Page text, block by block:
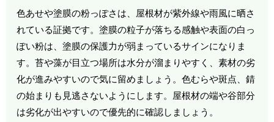
色あせや塗膜の粉っぽさは、屋根材が紫外線や雨風に晒さ
れている証拠です。塗膜の粒子が落ちる感触や表面の白っ
ぽい粉は、塗膜の保護力が弱まっているサインになりま
す。苔や藻が目立つ場所は水分が溜まりやすく、素材の劣
化が進みやすいので気に留めましょう。色むらや斑点、錆
の始まりも見逃さないようにします。屋根材の端や谷部分
は劣化が出やすいので優先的に確認しましょう。